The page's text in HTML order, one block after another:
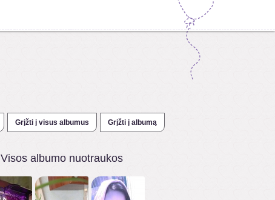
Grįžti į visus albumus Grįžti į albumą
Visos albumo nuotraukos